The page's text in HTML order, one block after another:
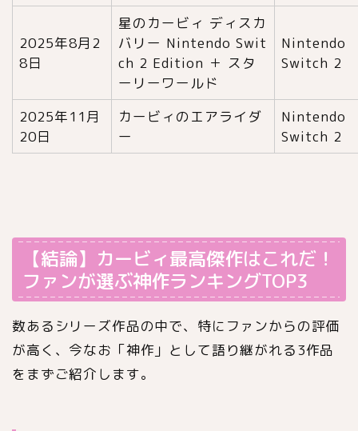
2025年8月2
8日
星のカービィ ディスカ
バリー Nintendo Swit
ch 2 Edition ＋ スタ
ーリーワールド
Nintendo
Switch 2
2025年11月
20日
カービィのエアライダ
ー
Nintendo
Switch 2
【結論】カービィ最高傑作はこれだ！
ファンが選ぶ神作ランキングTOP3
数あるシリーズ作品の中で、特にファンからの評価
が高く、今なお「神作」として語り継がれる3作品
をまずご紹介します。